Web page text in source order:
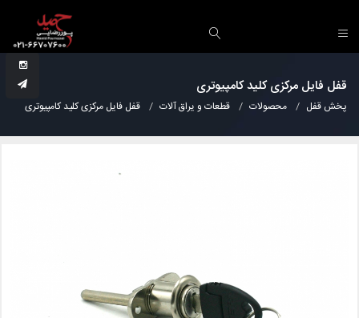
قفل فایل مرکزی کلید کامپیوتری
پخش قفل محصولات قطعات و یراق آلات قفل فایل مرکزی کلید کامپیوتری